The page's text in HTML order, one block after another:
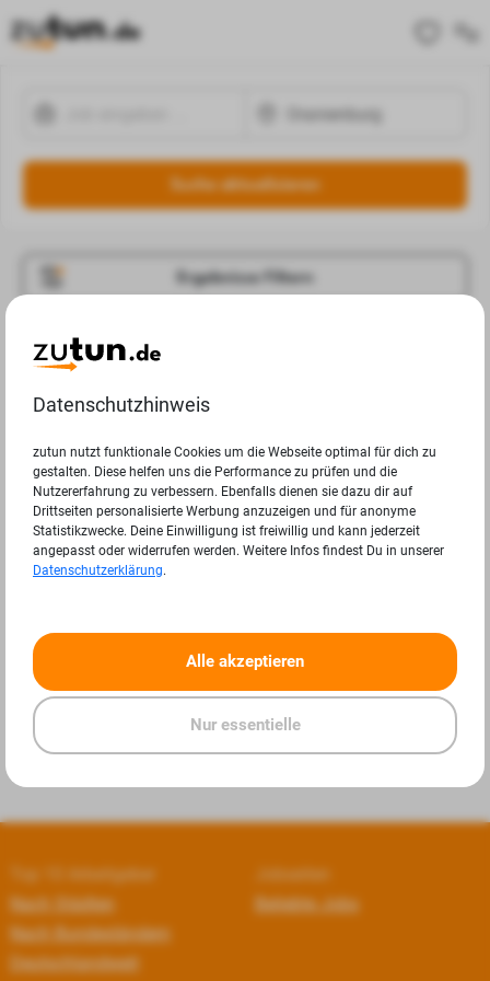
Suche aktualisieren
Ergebnisse Filtern
Jobangebote
Ergebnisse.
« »
Top 10 Arbeitgeber
Nach Städten
Nach Bundesländern
Deutschlandweit
Jobseiten
Beliebte Jobs
Datenschutzhinweis
zutun nutzt funktionale Cookies um die Webseite optimal für dich zu
gestalten. Diese helfen uns die Performance zu prüfen und die
Nutzererfahrung zu verbessern. Ebenfalls dienen sie dazu dir auf
Drittseiten personalisierte Werbung anzuzeigen und für anonyme
Statistikzwecke. Deine Einwilligung ist freiwillig und kann jederzeit
angepasst oder widerrufen werden. Weitere Infos findest Du in unserer
Datenschutzerklärung.
Alle akzeptieren
Nur essentielle